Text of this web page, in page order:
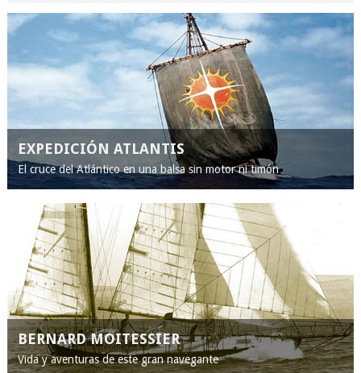
EXPEDICIÓN ATLANTIS
El cruce del Atlántico en una balsa sin motor ni timón
BERNARD MOITESSIER
Vida y aventuras de este gran navegante